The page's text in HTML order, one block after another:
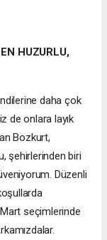
HUZURLU,
daha çok
de onlara layık
Bozkurt,
şehirlerinden biri
Düzenli
Mart seçimlerinde